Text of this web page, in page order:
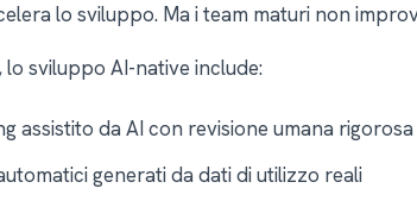
lo sviluppo. Ma i team maturi non
lo sviluppo AI-native include:
assistito da AI con revisione umana rigorosa
generati da dati di utilizzo reali